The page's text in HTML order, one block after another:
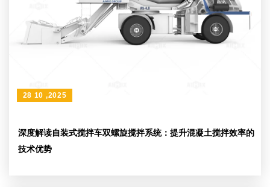
深度解读自装式搅拌车双螺旋搅拌系统：提升混凝土搅拌效率的
技术优势
28 10 ,2025